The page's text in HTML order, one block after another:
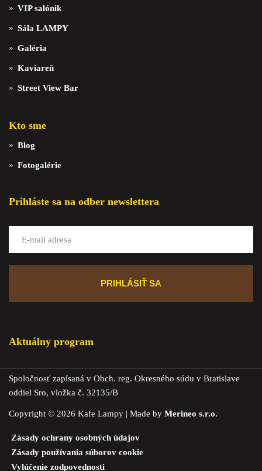
VIP salónik
Sála LAMPY
Galéria
Kaviareň
Street View Bar
Kto sme
Blog
Fotogalérie
Prihláste sa na odber newslettera
Aktuálny program
Spoločnosť zapísaná v Obch. reg. Okresného súdu v Bratislave
oddiel Sro, vložka č. 32135/B
Copyright © 2026 Kafe Lampy | Made by Merineo s.r.o.
Zásady ochrany osobných údajov
Zásady používania súborov cookie
Vylúčenie zodpovednosti